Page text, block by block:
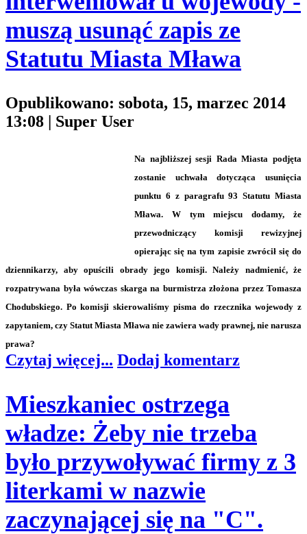
muszą usunąć zapis ze
Statutu Miasta Mława
Opublikowano: sobota, 15, marzec 2014
13:08 | Super User
Na najbliższej sesji Rada Miasta podjęta
zostanie uchwała dotycząca usunięcia
punktu 6 z paragrafu 93 Statutu Miasta
Mława. W tym miejscu dodamy, że
przewodniczący komisji rewizyjnej
opierając się na tym zapisie zwrócił się do
dziennikarzy, aby opuścili obrady jego komisji. Należy nadmienić, że
rozpatrywana była wówczas skarga na burmistrza złożona przez Tomasza
Chodubskiego. Po komisji skierowaliśmy pisma do rzecznika wojewody z
zapytaniem, czy Statut Miasta Mława nie zawiera wady prawnej, nie narusza
prawa?
Czytaj więcej... Dodaj komentarz
Mieszkaniec ostrzega
władze: Żeby nie trzeba
było przywoływać firmy z 3
literkami w nazwie
zaczynającej się na "C".